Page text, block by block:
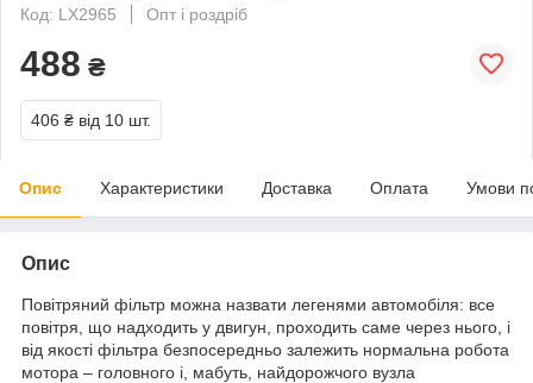
Код: LX2965
Опт і роздріб
488 ₴
406 ₴ від 10 шт.
Опис Характеристики Доставка Оплата Умови
Опис
Повітряний фільтр можна назвати легенями автомобіля: все
повітря, що надходить у двигун, проходить саме через нього, і
від якості фільтра безпосередньо залежить нормальна робота
мотора – головного і, мабуть, найдорожчого вузла